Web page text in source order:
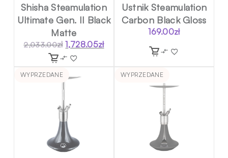
Shisha Steamulation
Ultimate Gen. II Black
Matte
2,033.00zł Pierwotna
cena
2,033.00zł.
1,728.05zł
Aktualna
cena
1,728.05zł.
Ustnik Steamulation
Carbon Black Gloss
169.00zł
WYPRZEDANE WYPRZEDANE